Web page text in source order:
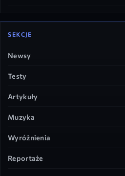
SEKCJE
Newsy
Testy
Artykuły
Muzyka
Wyróżnienia
Reportaże